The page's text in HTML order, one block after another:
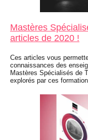
Mastères
articles de 2020 !
Ces articles vous
connaissances des
Mastères Spécialisés de
explorés par ces